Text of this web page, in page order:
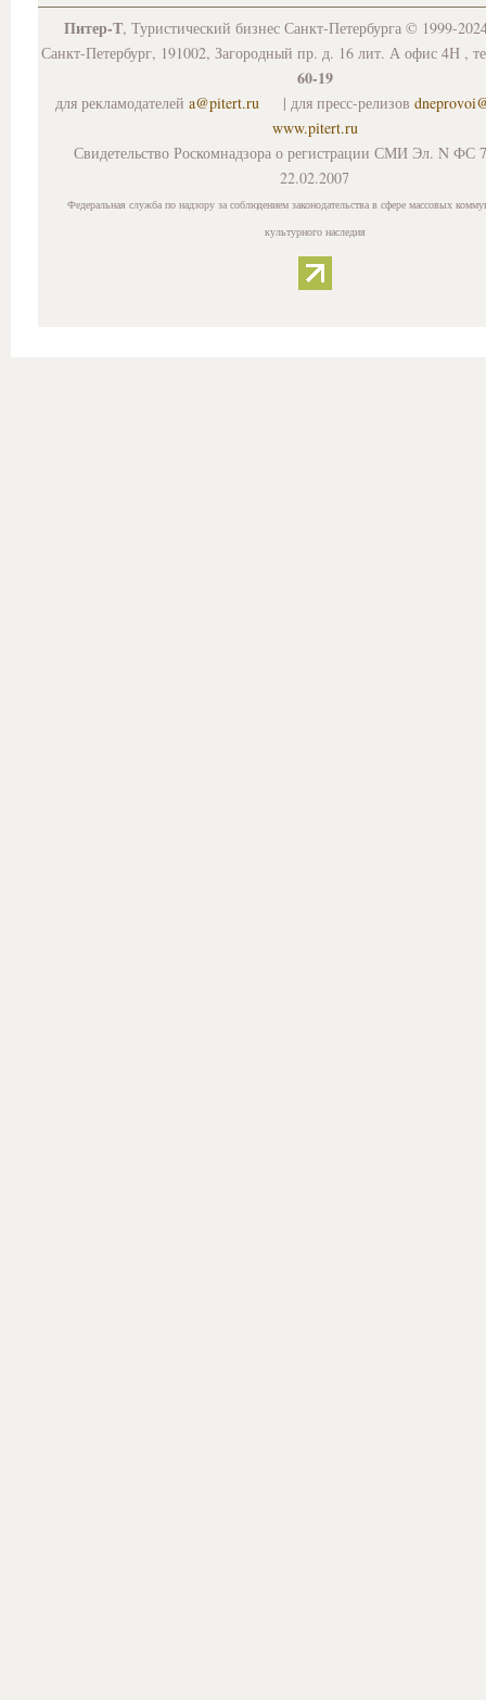
Питер-Т, Туристический бизнес Санкт-Петербурга © 1999-
Санкт-Петербург, 191002, Загородный пр. д. 16 лит. А офис 4Н ,
60-19
для рекламодателей a@pitert.ru | для пресс-релизов
www.pitert.ru
Свидетельство Роскомнадзора о регистрации СМИ Эл. N ФС
22.02.2007
Федеральная служба по надзору за соблюдением законодательства в сфере массовых
культурного наследия